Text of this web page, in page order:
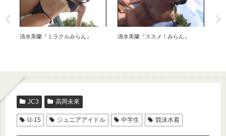
大空舞『となりの妹』
椎名もも『もも日和 椎名もも
JC3 高岡未來
U-15 ジュニアアイドル 中学生 競泳水着